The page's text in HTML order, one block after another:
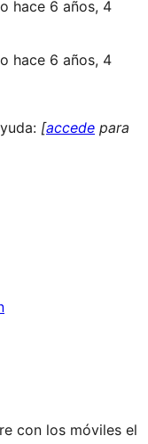
hace 6 años, 4
hace 6 años, 4
[accede para
con los móviles el